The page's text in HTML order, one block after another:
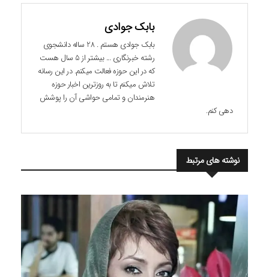
بابک جوادی
بابک جوادی هستم . 28 ساله دانشجوی
رشته خبرنگاری ... بیشتر از 5 سال هست
که در این حوزه فعالت میکنم. در این رسانه
تلاش میکنم تا به روزترین اخبار حوزه
هنرمندان و تمامی حواشی آن را پوشش
دهی کنم.
نوشته های مرتبط